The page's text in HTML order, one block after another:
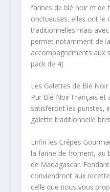
farines de blé noir et de
onctueuses, elles ont le
traditionnelles mais
permet notamment de
accompagnements aux
pack de 4)
Les Galettes de Blé
Pur Blé Noir Français et
satisferont les puristes,
galette traditionnelle
Enfin les Crêpes
la farine de froment, au
de Madagascar.
conviendront aux
celle que nous vous